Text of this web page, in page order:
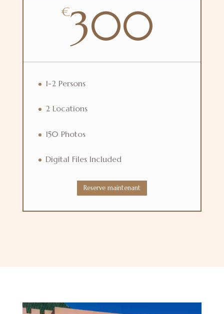
€300
1-2 Persons
2 Locations
150 Photos
Digital Files Included
Reserve maintenant